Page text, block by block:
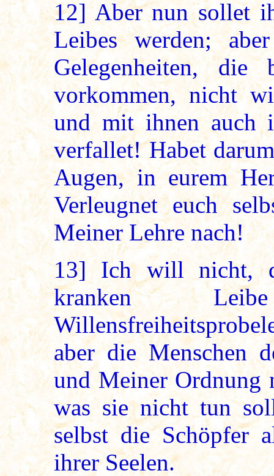
12]Aber nun sollet
Leibes werden;
Gelegenheiten,
vorkommen, nicht
und mit ihnen auch
verfallet! Habet
Augen, in eurem
Verleugnet euch
Meiner Lehre nach!
13] Ich will nicht,
kranken
aber die Menschen
und Meiner Ordnung
was sie nicht tun
selbst die Schöpfer
ihrer Seelen.